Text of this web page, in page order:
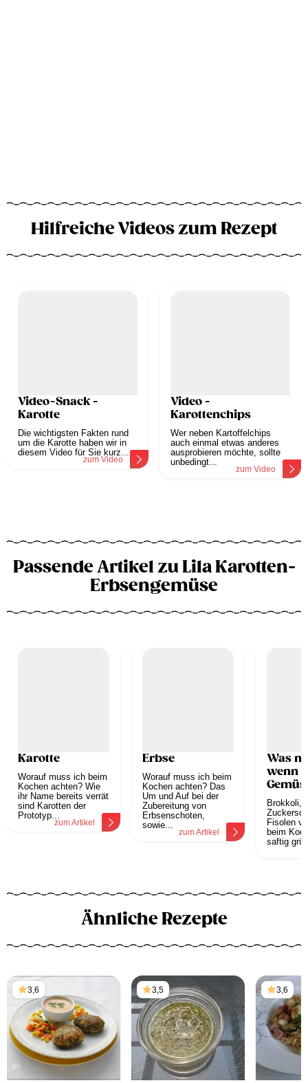
Hilfreiche Videos zum Rezept
Video-Snack -
Karotte
Die wichtigsten Fakten rund
um die Karotte haben wir in
diesem Video für Sie kurz...
zum Video
Video -
Karottenchips
Wer neben Kartoffelchips
auch einmal etwas anderes
ausprobieren möchte, sollte
unbedingt...
zum Video
Passende Artikel zu Lila Karotten-
Erbsengemüse
Karotte
Worauf muss ich beim
Kochen achten? Wie
ihr Name bereits verrät
sind Karotten der
Prototyp...
zum Artikel
Erbse
Worauf muss ich beim
Kochen achten? Das
Um und Auf bei der
Zubereitung von
Erbsenschoten,
sowie...
zum Artikel
Was
wenn
Farbe
Brokkoli,
Fisolen
beim
saftig
Ähnliche Rezepte
3,6 3,5 3,6